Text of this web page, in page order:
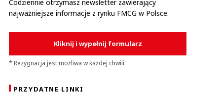
Codziennie otrzymasz newsletter zawierający
najważniejsze informacje z rynku FMCG w Polsce.
Kliknij i wypełnij formularz
* Rezygnacja jest możliwa w każdej chwili.
PRZYDATNE LINKI